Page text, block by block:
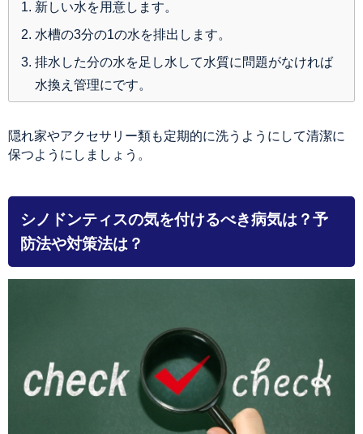
新しい水を用意します。
水槽の3分の1の水を排出します。
排水した分の水を足し水して水質に問題がなければ
水換え管理にです。
隠れ家やアクセサリー類も定期的に洗うようにして清潔に
保つようにしましょう。
シノドンティスの気を付けるべき病気は？予
防法や対策法は？